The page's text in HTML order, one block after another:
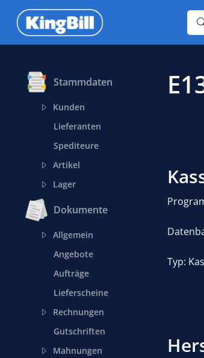
Stammdaten
Kunden
Lieferanten
Spediteure
Artikel
Lager
Dokumente
Allgemein
Angebote
Aufträge
Lieferscheine
Rechnungen
Gutschriften
Mahnungen
Typ: